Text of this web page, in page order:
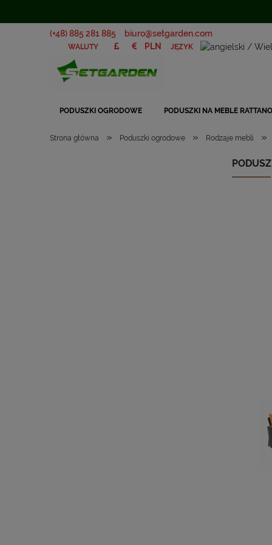
(+48) 885 281 885 biuro@setgarden.com
JĘZYK
WALUTY
PODUSZKI OGRODOWE PODUSZKI NA MEBLE
Strona główna » Poduszki ogrodowe » Rodzaje mebli »